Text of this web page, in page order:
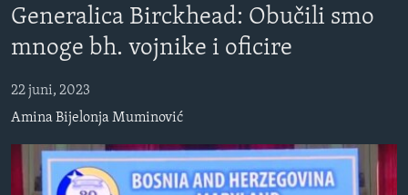
glavnu
Idi
pretragu
VIJESTI
SJEDINJENE AMERIČKE DRŽAVE
BOSNA I HERCEGOVINA
SVIJET
NAUKA I TEHNOLOGIJA
SPECIJALNI PROJEKTI
KORUPCIJA
SLOBODA MEDIJA
ŽENSKA STRANA
Generalica Birckhead: Obučili smo
mnoge bh. vojnike i oficire
22 juni, 2023
Amina Bijelonja Muminović